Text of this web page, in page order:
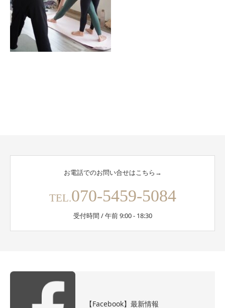
お電話でのお問い合せはこちら→
TEL.070-5459-5084
受付時間 / 午前 9:00 - 18:30
【Facebook】最新情報